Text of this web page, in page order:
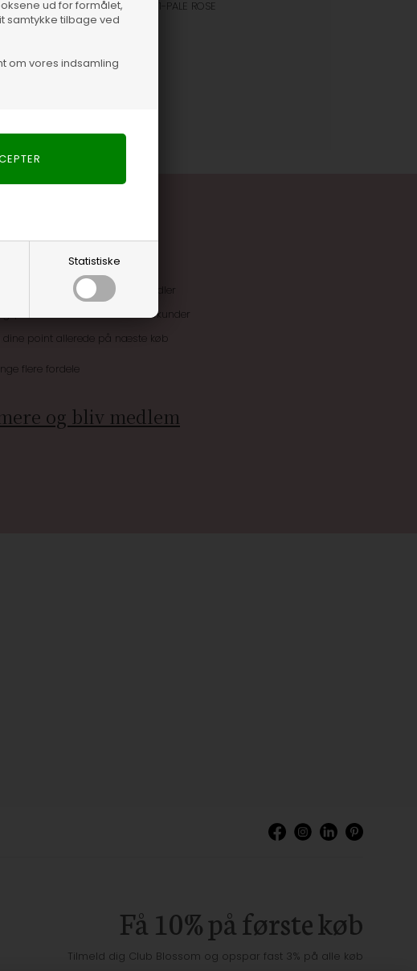
ud for formålet,
samtykke tilbage ved
om vores indsamling
Statistiske
Varenummer 45903-D11-PALE ROSE
3% i bonuskroner når du handler
eksklusive tilbud kun til klubkunder
dine point allerede på næste køb
flere fordele
og bliv medlem
Få 10% på første køb
Tilmeld dig Club Blossom og opspar fast 3% på alle køb